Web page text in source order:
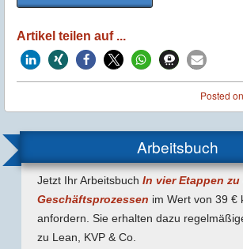
Artikel teilen auf ...
Posted on
Arbeitsbuch
Jetzt Ihr Arbeitsbuch In vier Etappen
Geschäfts­prozessen im Wert von 39 €
anfordern. Sie erhalten dazu
zu Lean, KVP & Co.